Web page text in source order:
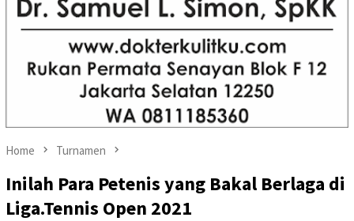
Home Turnamen
Inilah Para Petenis yang Bakal Berlaga di
Liga.Tennis Open 2021